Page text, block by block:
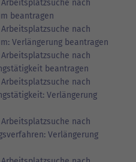
nach
beantragen
nach
Verlängerung beantragen
nach
beantragen
nach
Verlängerung
nach
Verlängerung